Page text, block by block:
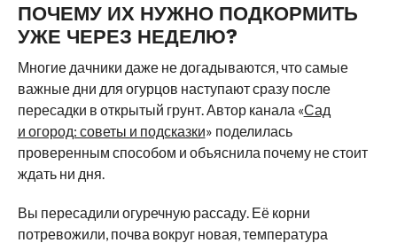
ПОЧЕМУ ИХ НУЖНО ПОДКОРМИТЬ
УЖЕ ЧЕРЕЗ НЕДЕЛЮ?
Многие дачники даже не догадываются, что самые
важные дни для огурцов наступают сразу после
пересадки в открытый грунт. Автор канала «Сад
и огород: советы и подсказки» поделилась
проверенным способом и объяснила почему не стоит
ждать ни дня.
Вы пересадили огуречную рассаду. Её корни
потревожили, почва вокруг новая, температура